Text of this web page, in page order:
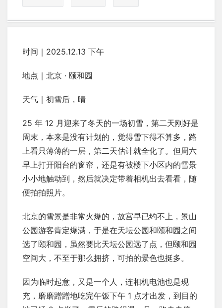
时间｜2025.12.13 下午
地点｜北京 · 颐和园
天气｜初雪后，晴
25 年 12 月迎来了冬天的一场初雪，第二天刚好是
周末，本来是没有计划的，觉得雪下得不算多，路
上看只薄薄的一层，第二天估计就全化了。但周六
早上打开阳台的窗帘，还是有被楼下小区内的雪景
小小地触动到，然后就决定带着相机出去看看，随
便拍拍照片。
北京的雪景是非常火爆的，故宫早已约不上，景山
公园游客肯定爆满，于是在天坛公园和颐和园之间
选了颐和园，虽然要比天坛公园远了点，但颐和园
空间大，不至于那么拥挤，可拍的景色也挺多。
因为临时起意，又是一个人，连相机电池也是现
充，磨磨蹭蹭地吃完午饭下午 1 点才出发，到目的